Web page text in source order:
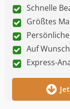
Schnelle
Größtes
Auf
Express-